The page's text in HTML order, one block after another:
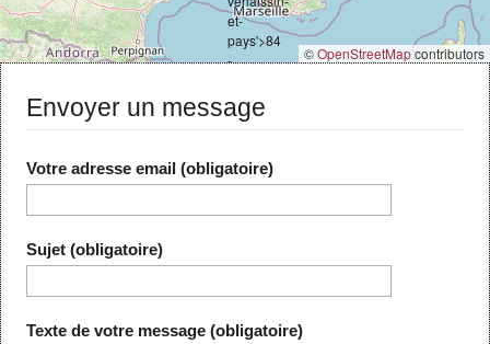
©OpenStreetMapcontributors
Envoyer un message
Votre adresse email (obligatoire)
Sujet (obligatoire)
Texte de votre message (obligatoire)